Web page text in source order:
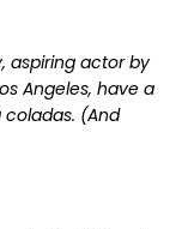
aspiring actor by
Angeles, have a
(And